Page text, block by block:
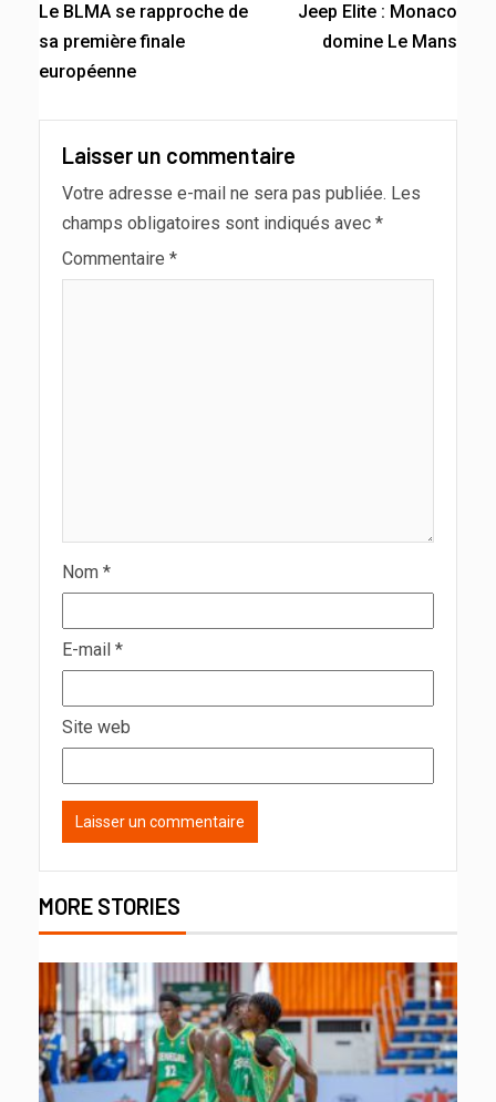
Le BLMA se rapproche de
sa première finale
européenne
Jeep Elite : Monaco
domine Le Mans
Laisser un commentaire
Votre adresse e-mail ne sera pas publiée. Les
champs obligatoires sont indiqués avec *
Commentaire *
Nom *
E-mail *
Site web
MORE STORIES